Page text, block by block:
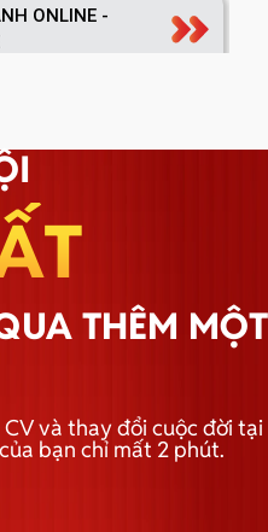
ONLINE -
CHÍNH
THÊM MỘT
và thay đổi cuộc đời tại
bạn chỉ mất 2 phút.